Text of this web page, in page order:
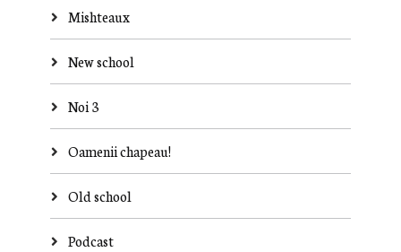
Mishteaux
New school
Noi 3
Oamenii chapeau!
Old school
Podcast